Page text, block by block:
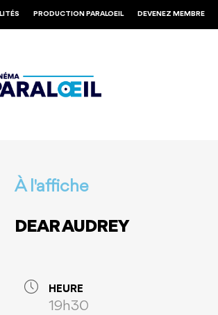
PRODUCTION PARALOEIL DEVENEZ MEMBRE
À l'affiche
DEAR AUDREY
HEURE
19h30